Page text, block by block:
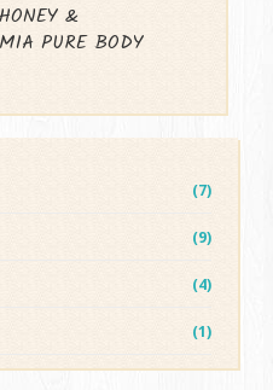
&
PURE BODY
(7)
(9)
(4)
(1)